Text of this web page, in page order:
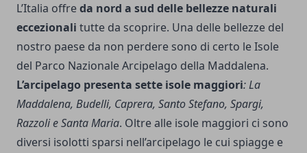
L’Italia offreda nord a sud delle bellezze naturali
eccezionali tutte da scoprire. Una delle bellezze del
nostro paese da non perdere sono di certo le Isole
del Parco Nazionale Arcipelago della Maddalena.
L’arcipelago presenta sette isole maggiori: La
Maddalena, Budelli, Caprera, Santo Stefano, Spargi,
Razzoli e Santa Maria. Oltre alle isole maggiori ci sono
diversi isolotti sparsi nell’arcipelago le cui spiagge e